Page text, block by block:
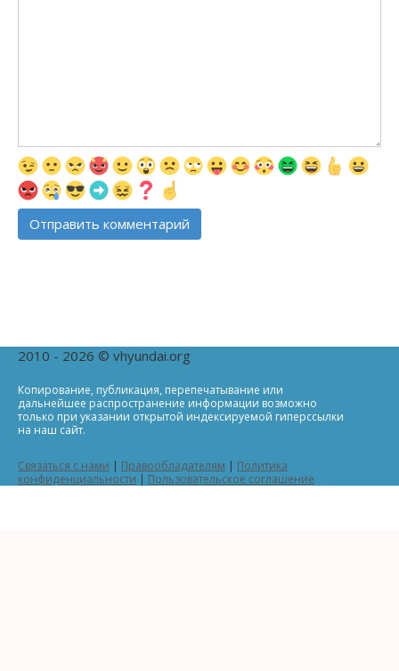
2010 - 2026 © vhyundai.org
Копирование, публикация, перепечатывание или
дальнейшее распространение информации возможно
только при указании открытой индексируемой гиперссылки
на наш сайт.
Связаться с нами | Правообладателям | Политика
конфиденциальности | Пользовательское соглашение